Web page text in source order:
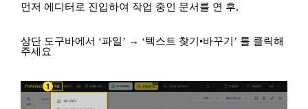
먼저 에디터로 진입하여 작업 중인 문서를 연 후,
상단 도구바에서 ‘파일’ → ‘텍스트 찾기•바꾸기’ 를 클릭해
주세요